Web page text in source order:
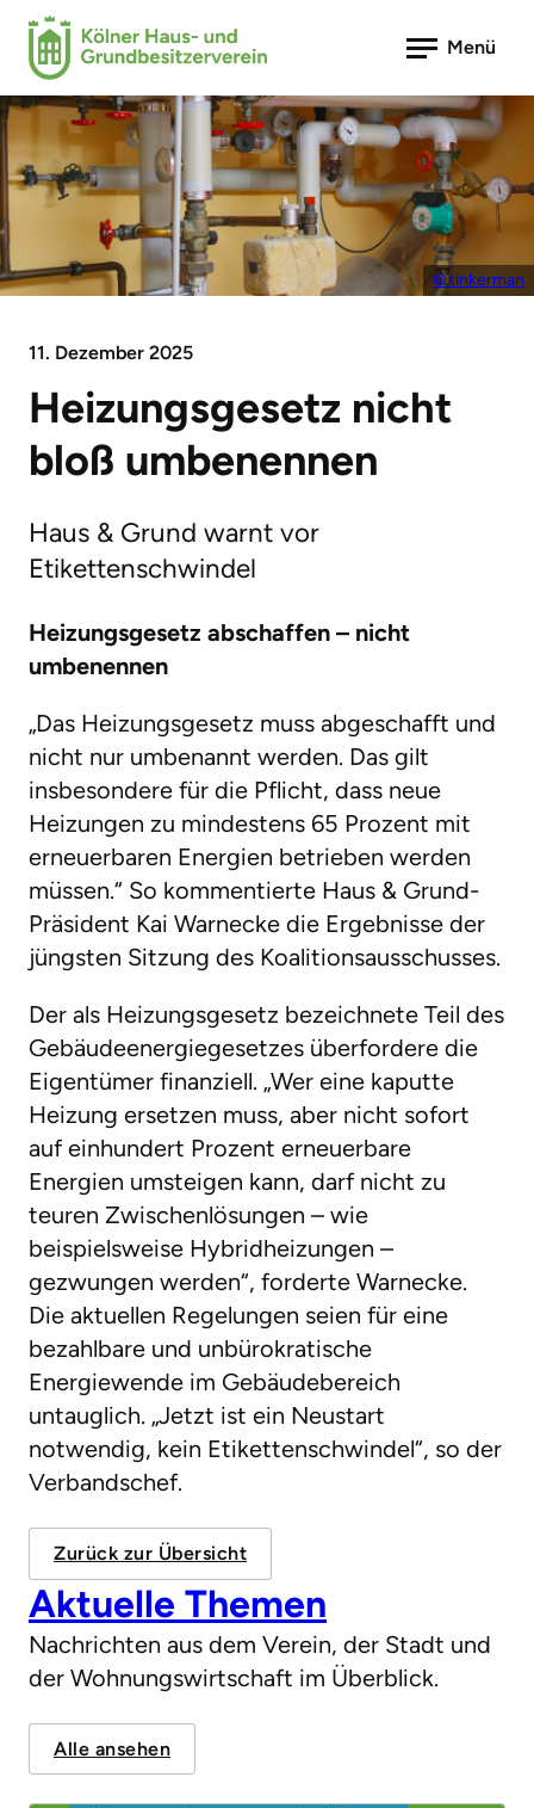
Menü
© tinkerman
11. Dezember 2025
Heizungsgesetz nicht
bloß umbenennen
Haus & Grund warnt vor
Etikettenschwindel
Heizungsgesetz abschaffen – nicht
umbenennen
„Das Heizungsgesetz muss abgeschafft und
nicht nur umbenannt werden. Das gilt
insbesondere für die Pflicht, dass neue
Heizungen zu mindestens 65 Prozent mit
erneuerbaren Energien betrieben werden
müssen.“ So kommentierte Haus & Grund-
Präsident Kai Warnecke die Ergebnisse der
jüngsten Sitzung des Koalitionsausschusses.
Der als Heizungsgesetz bezeichnete Teil des
Gebäudeenergiegesetzes überfordere die
Eigentümer finanziell. „Wer eine kaputte
Heizung ersetzen muss, aber nicht sofort
auf einhundert Prozent erneuerbare
Energien umsteigen kann, darf nicht zu
teuren Zwischenlösungen – wie
beispielsweise Hybridheizungen –
gezwungen werden“, forderte Warnecke.
Die aktuellen Regelungen seien für eine
bezahlbare und unbürokratische
Energiewende im Gebäudebereich
untauglich. „Jetzt ist ein Neustart
notwendig, kein Etikettenschwindel“, so der
Verbandschef.
Zurück zur Übersicht
Aktuelle Themen
Nachrichten aus dem Verein, der Stadt und
der Wohnungswirtschaft im Überblick.
Alle ansehen